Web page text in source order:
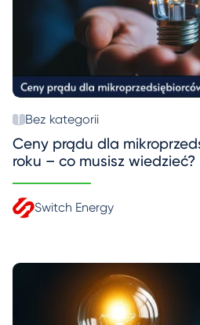
Bez kategorii
Ceny prądu dla
roku – co musisz wiedzieć?
Switch Energy